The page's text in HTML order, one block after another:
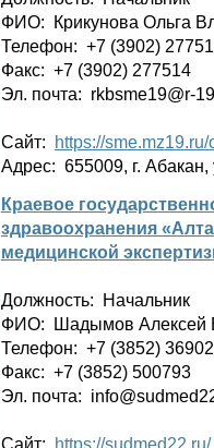
ФИО: Крикунова Ольга
Телефон: +7 (3902)
Факс: +7 (3902) 277514
Эл. почта: rkbsme19@r-
Сайт: https://sme.mz19.ru/
Адрес: 655009, г.
Краевое
здравоохранения
медицинской
Должность: Начальник
ФИО: Шадымов Алексей
Телефон: +7 (3852)
Факс: +7 (3852) 500793
Эл. почта:
Сайт: https://sudmed22.ru/